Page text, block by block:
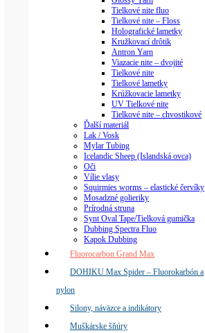
Tielkové nite fluo
Tielkové nite – Floss
Holografické lametky
Kružkovací drôtik
Antron Yarn
Viazacie nite – dvojité
Tielkové nite
Tielkové lametky
Krúžkovacie lametky
UV Tielkové nite
Tielkové nite – chvostikové
Ďalší materiál
Lak / Vosk
Mylar Tubing
Icelandic Sheep (Islandská ovca)
Oči
Vílie vlasy
Squirmies worms – elastické červíky
Mosadzné golieriky
Prírodná struna
Synt Oval Tape/Tielková gumička
Dubbing Spectra Fluo
Kapok Dubbing
Fluorocarbon Grand Max
DOHIKU Max Spider – Fluorokarbón a
nylon
Silony, náväzce a indikátory
Muškárske šňúry